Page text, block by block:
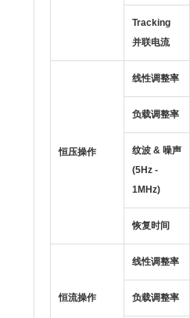
Tracking
并联电流
恒压操作
线性调整率
负载调整率
纹波 & 噪声
(5Hz -
1MHz)
恢复时间
恒流操作
线性调整率
负载调整率